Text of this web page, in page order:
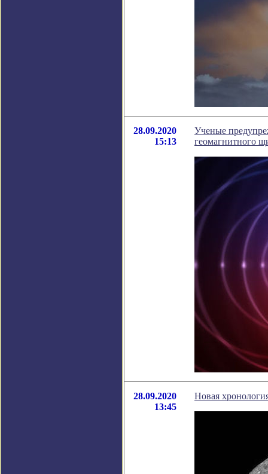
28.09.2020
15:13
Ученые
геомагнитного
28.09.2020
13:45
Новая